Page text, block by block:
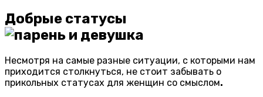
Добрые статусы
Несмотря на самые разные ситуации, с которыми нам
приходится столкнуться, не стоит забывать о
прикольных статусах для женщин со смыслом.